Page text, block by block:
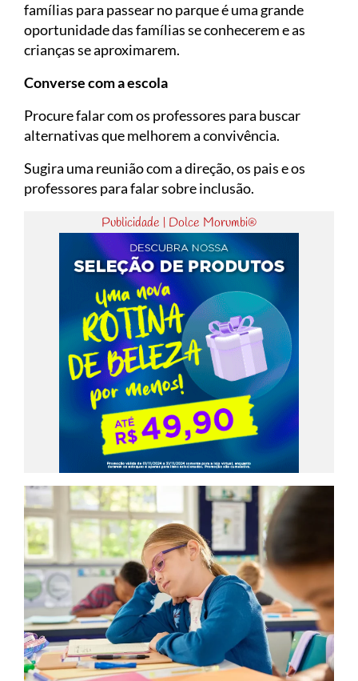
famílias para passear no parque é uma grande
oportunidade das famílias se conhecerem e as
crianças se aproximarem.
Converse com a escola
Procure falar com os professores para buscar
alternativas que melhorem a convivência.
Sugira uma reunião com a direção, os pais e os
professores para falar sobre inclusão.
Publicidade | Dolce Morumbi®